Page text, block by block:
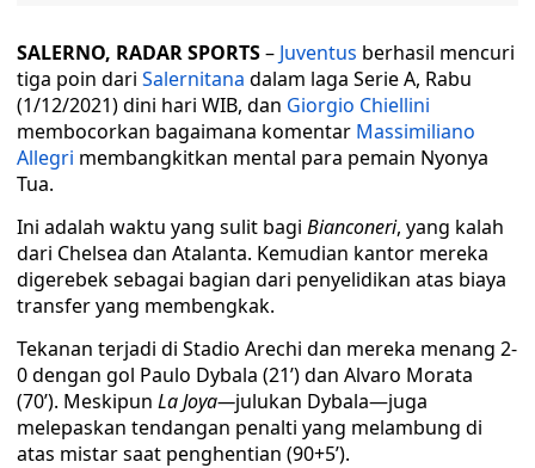
SALERNO, RADAR SPORTS– Juventus berhasil mencuri
tiga poin dari Salernitana dalam laga Serie A, Rabu
(1/12/2021) dini hari WIB, dan Giorgio Chiellini
membocorkan bagaimana komentar Massimiliano
Allegri membangkitkan mental para pemain Nyonya
Tua.
Ini adalah waktu yang sulit bagi Bianconeri, yang kalah
dari Chelsea dan Atalanta. Kemudian kantor mereka
digerebek sebagai bagian dari penyelidikan atas biaya
transfer yang membengkak.
Tekanan terjadi di Stadio Arechi dan mereka menang 2-
0 dengan gol Paulo Dybala (21’) dan Alvaro Morata
(70’). Meskipun La Joya—julukan Dybala—juga
melepaskan tendangan penalti yang melambung di
atas mistar saat penghentian (90+5’).